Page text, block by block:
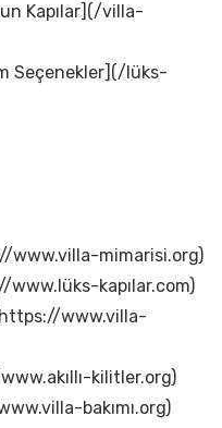
Kapılar](/villa-
Seçenekler](/lüks-
www.villa-mimarisi.org)
www.lüks-kapılar.com)
www.villa-
kilitler.org)
bakımı.org)